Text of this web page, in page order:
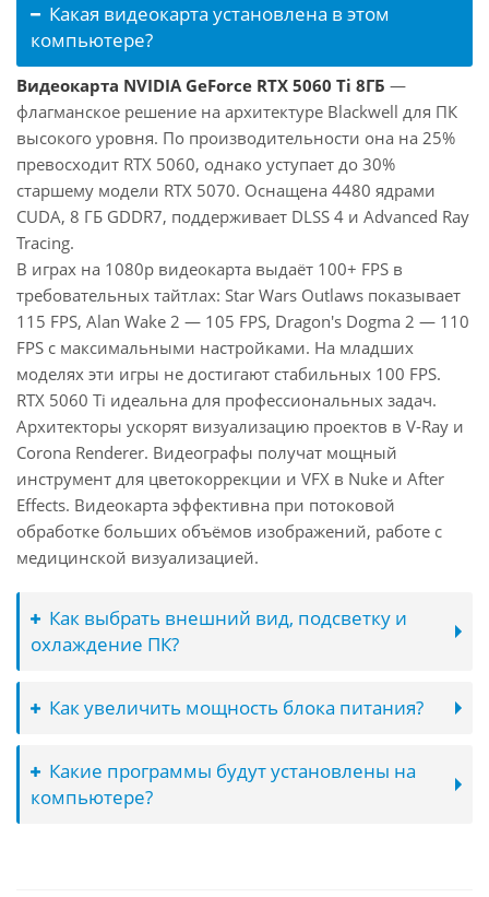
Какая видеокарта установлена в этом
компьютере?
Видеокарта NVIDIA GeForce RTX 5060 Ti 8ГБ —
флагманское решение на архитектуре Blackwell для ПК
высокого уровня. По производительности она на 25%
превосходит RTX 5060, однако уступает до 30%
старшему модели RTX 5070. Оснащена 4480 ядрами
CUDA, 8 ГБ GDDR7, поддерживает DLSS 4 и Advanced Ray
Tracing.
В играх на 1080p видеокарта выдаёт 100+ FPS в
требовательных тайтлах: Star Wars Outlaws показывает
115 FPS, Alan Wake 2 — 105 FPS, Dragon's Dogma 2 — 110
FPS с максимальными настройками. На младших
моделях эти игры не достигают стабильных 100 FPS.
RTX 5060 Ti идеальна для профессиональных задач.
Архитекторы ускорят визуализацию проектов в V-Ray и
Corona Renderer. Видеографы получат мощный
инструмент для цветокоррекции и VFX в Nuke и After
Effects. Видеокарта эффективна при потоковой
обработке больших объёмов изображений, работе с
медицинской визуализацией.
Как выбрать внешний вид, подсветку и
охлаждение ПК?
Как увеличить мощность блока питания?
Какие программы будут установлены на
компьютере?